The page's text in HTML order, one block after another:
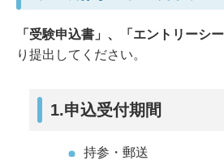
「受験申込書」、「エントリーシ
り提出してください。
1.申込受付期間
持参・郵送